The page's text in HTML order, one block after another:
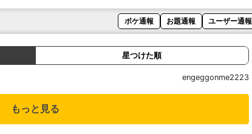
ボケ通報 お題通報 ユーザー通報
星つけた順
engeggonme2223
もっと見る